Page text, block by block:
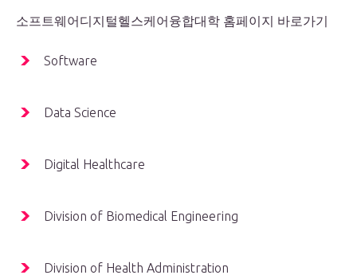
소프트웨어디지털헬스케어융합대학 홈페이지 바로가기
Software
Data Science
Digital Healthcare
Division of Biomedical Engineering
Division of Health Administration